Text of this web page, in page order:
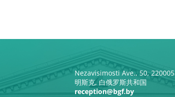
Nezavisimosti Ave., 50, 220005
明斯克, 白俄罗斯共和国
reception@bgf.by